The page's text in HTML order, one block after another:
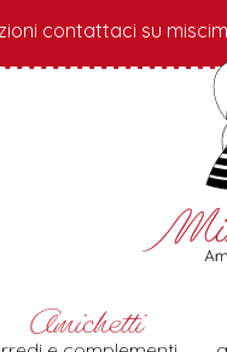
contattaci su